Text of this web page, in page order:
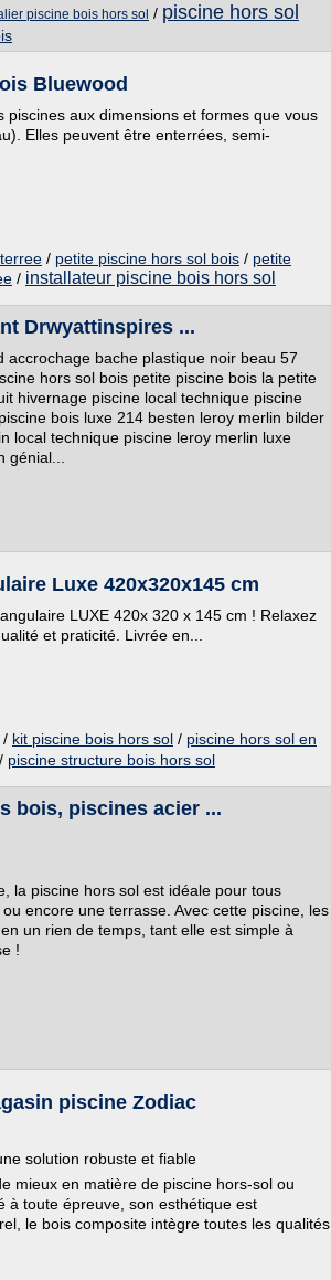
piscine bois hors sol / piscine hors sol
Bluewood
aux dimensions et formes que vous
Elles peuvent être enterrées, semi-
/ petite piscine hors sol bois / petite
/ installateur piscine bois hors sol
Drwyattinspires ...
bache plastique noir beau 57
hors sol bois petite piscine bois la petite
hivernage piscine local technique piscine
bois luxe 214 besten leroy merlin bilder
local technique piscine leroy merlin luxe
Luxe 420x320x145 cm
LUXE 420x 320 x 145 cm ! Relaxez
et praticité. Livrée en...
/ kit piscine bois hors sol / piscine hors sol en
/ piscine structure bois hors sol
bois, piscines acier ...
la piscine hors sol est idéale pour tous
encore une terrasse. Avec cette piscine, les
un rien de temps, tant elle est simple à
!
piscine Zodiac
solution robuste et fiable
mieux en matière de piscine hors-sol ou
à toute épreuve, son esthétique est
le bois composite intègre toutes les qualités